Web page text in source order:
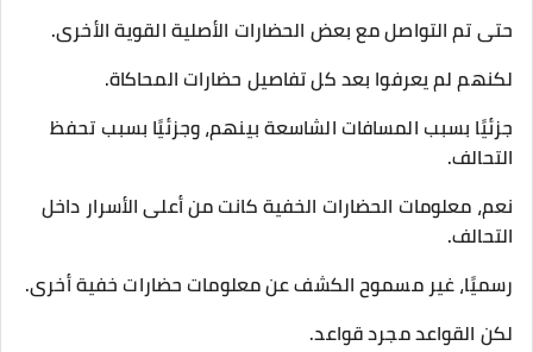
حتى تم التواصل مع بعض الحضارات الأصلية القوية الأخرى.
لكنهم لم يعرفوا بعد كل تفاصيل حضارات المحاكاة.
جزئيًا بسبب المسافات الشاسعة بينهم، وجزئيًا بسبب تحفظ
التحالف.
نعم، معلومات الحضارات الخفية كانت من أعلى الأسرار داخل
التحالف.
رسميًا، غير مسموح الكشف عن معلومات حضارات خفية أخرى.
لكن القواعد مجرد قواعد.